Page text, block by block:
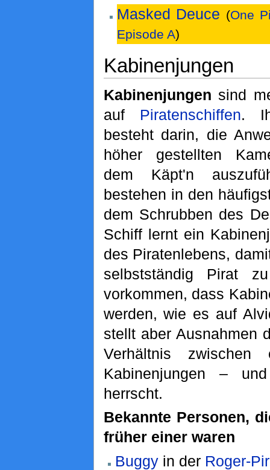
Masked Deuce (One
Episode A)
Kabinenjungen
Kabinenjungen sind
auf Piratenschiffen.
besteht darin, die
höher gestellten
dem Käpt'n
bestehen in den
dem Schrubben des
Schiff lernt ein
des Piratenlebens,
selbstständig Pirat
vorkommen, dass
werden, wie es auf
stellt aber Ausnahmen
Verhältnis
Kabinenjungen –
herrscht.
Bekannte Personen,
früher einer waren
Buggyin der Roger-